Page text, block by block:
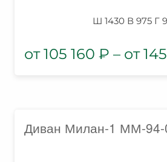
Ш 1430 В 975 Г
105 160 ₽ –
Диван Милан-1 ММ-94-